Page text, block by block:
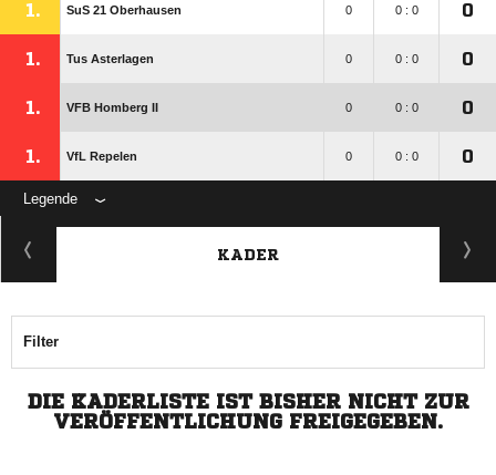
1. SuS 21 Oberhausen 0 0 : 0 0
1. Tus Asterlagen 0 0 : 0 0
1. VFB Homberg II 0 0 : 0 0
1. VfL Repelen 0 0 : 0 0
Legende
KADER
Filter
DIE KADERLISTE IST BISHER NICHT ZUR
VERÖFFENTLICHUNG FREIGEGEBEN.